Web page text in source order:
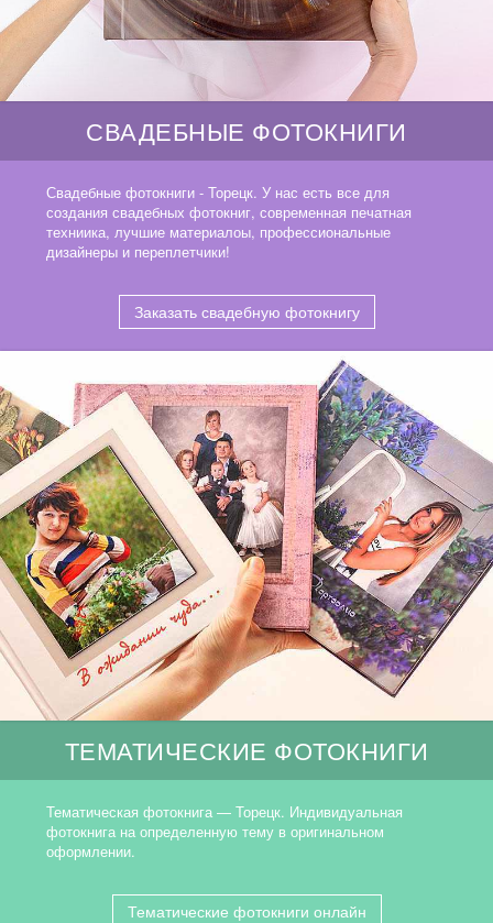
СВАДЕБНЫЕ ФОТОКНИГИ
Свадебные фотокниги - Торецк. У нас есть все для
создания свадебных фотокниг, современная печатная
техниика, лучшие материалоы, профессиональные
дизайнеры и переплетчики!
Заказать свадебную фотокнигу
ТЕМАТИЧЕСКИЕ ФОТОКНИГИ
Тематическая фотокнига — Торецк. Индивидуальная
фотокнига на определенную тему в оригинальном
оформлении.
Тематические фотокниги онлайн